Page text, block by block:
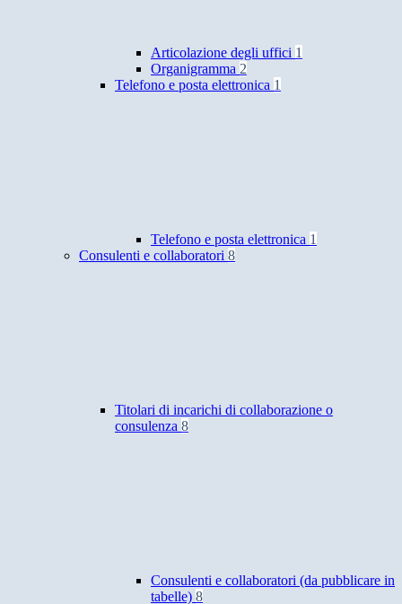
Articolazione degli uffici 1
Organigramma 2
Telefono e posta elettronica 1
Telefono e posta elettronica 1
Consulenti e collaboratori 8
Titolari di incarichi di collaborazione o
consulenza 8
Consulenti e collaboratori (da pubblicare in
tabelle) 8